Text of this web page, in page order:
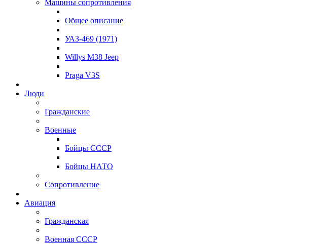
Машины сопротивления
Общее описание
УАЗ-469 (1971)
Willys M38 Jeep
Praga V3S
Люди
Гражданские
Военные
Бойцы СССР
Бойцы НАТО
Сопротивление
Авиация
Гражданская
Военная СССР